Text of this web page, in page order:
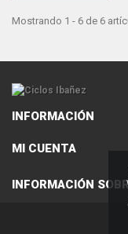
Mostrando 1 - 6 de 6
INFORMACIÓN
MI CUENTA
INFORMACIÓN